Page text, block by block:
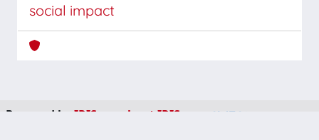
social impact
Powered by IRIS about IRIS